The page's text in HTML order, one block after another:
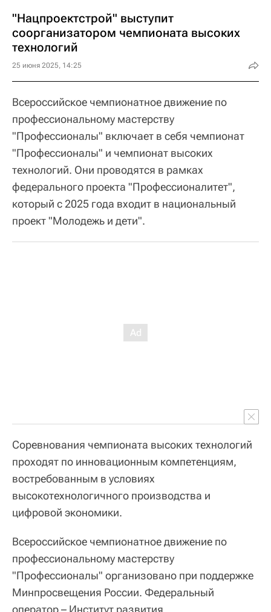
"Нацпроектстрой" выступит
соорганизатором чемпионата высоких
технологий
25 июня 2025, 14:25
Всероссийское чемпионатное движение по
профессиональному мастерству
"Профессионалы" включает в себя чемпионат
"Профессионалы" и чемпионат высоких
технологий. Они проводятся в рамках
федерального проекта "Профессионалитет",
который с 2025 года входит в национальный
проект "Молодежь и дети".
Соревнования чемпионата высоких технологий
проходят по инновационным компетенциям,
востребованным в условиях
высокотехнологичного производства и
цифровой экономики.
Всероссийское чемпионатное движение по
профессиональному мастерству
"Профессионалы" организовано при поддержке
Минпросвещения России. Федеральный
оператор – Институт развития